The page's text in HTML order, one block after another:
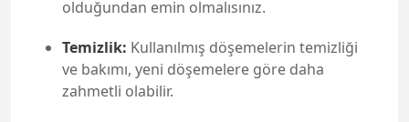
olduğundan emin olmalısınız.
Temizlik: Kullanılmış döşemelerin temizliği
ve bakımı, yeni döşemelere göre daha
zahmetli olabilir.